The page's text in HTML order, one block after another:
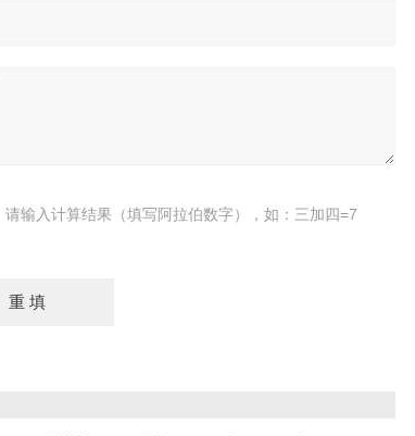
请输入计算结果（填写阿拉伯数字），如：三加四=7